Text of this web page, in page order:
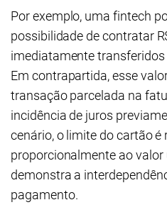
Por exemplo, uma fintech
possibilidade de contratar
imediatamente
Em contrapartida, esse
transação parcelada na
incidência de juros
cenário, o limite do cartão é
proporcionalmente ao valor
demonstra a
pagamento.